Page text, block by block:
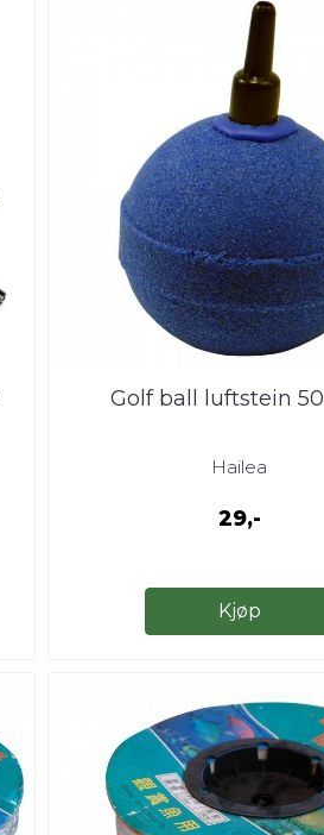
Golf ball luftstein
Hailea
29,-
Kjøp